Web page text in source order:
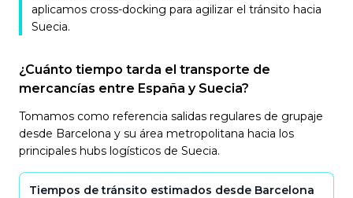
aplicamos cross-docking para agilizar el tránsito hacia
Suecia.
¿Cuánto tiempo tarda el transporte de
mercancías entre España y Suecia?
Tomamos como referencia salidas regulares de grupaje
desde Barcelona y su área metropolitana hacia los
principales hubs logísticos de Suecia.
Tiempos de tránsito estimados desde Barcelona